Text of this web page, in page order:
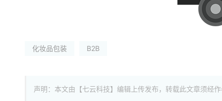
化妆品包装 B2B
声明：本文由【七云科技】编辑上传发布，转载此文章须经